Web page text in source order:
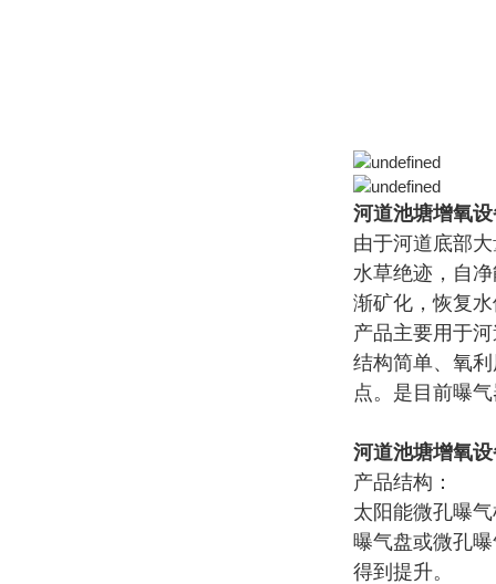
河道池塘增氧
由于河道底部
水草绝迹，自
渐矿化，恢复
产品主要用于
结构简单、氧
点。是目前曝
河道池塘增氧
产品结构：
太阳能微孔曝
曝气盘或微孔
得到提升。